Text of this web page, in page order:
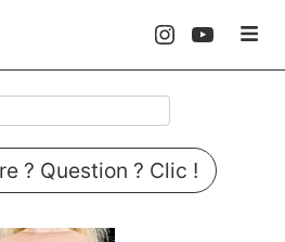
? Question ? Clic !